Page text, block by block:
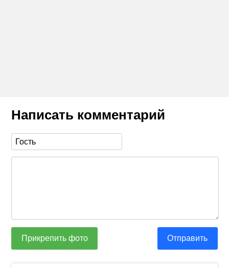
Написать комментарий
Прикрепить фото Отправить